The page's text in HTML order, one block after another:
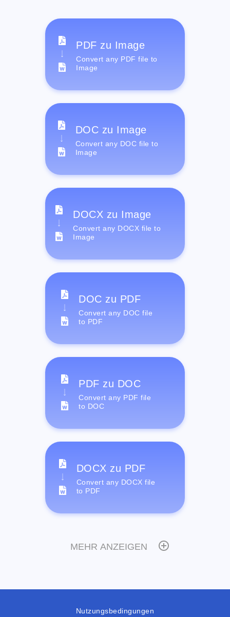
PDF zu Image
Convert any PDF file to
Image
DOC zu Image
Convert any DOC file to
Image
DOCX zu Image
Convert any DOCX file to
Image
DOC zu PDF
Convert any DOC file
to PDF
PDF zu DOC
Convert any PDF file
to DOC
DOCX zu PDF
Convert any DOCX file
to PDF
MEHR ANZEIGEN
Nutzungsbedingungen